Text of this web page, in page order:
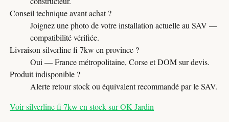
Conseil technique avant achat ?
Joignez une photo de votre installation actuelle au SAV —
compatibilité vérifiée.
Livraison silverline fi 7kw en province ?
Oui — France métropolitaine, Corse et DOM sur devis.
Produit indisponible ?
Alerte retour stock ou équivalent recommandé par le SAV.
Voir silverline fi 7kw en stock sur OK Jardin